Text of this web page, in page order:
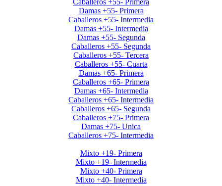
Caballeros +55- Primera
Damas +55- Primera
Caballeros +55- Intermedia
Damas +55- Intermedia
Damas +55- Segunda
Caballeros +55- Segunda
Caballeros +55- Tercera
Caballeros +55- Cuarta
Damas +65- Primera
Caballeros +65- Primera
Damas +65- Intermedia
Caballeros +65- Intermedia
Caballeros +65- Segunda
Caballeros +75- Primera
Damas +75- Unica
Caballeros +75- Intermedia
Mixto +19- Primera
Mixto +19- Intermedia
Mixto +40- Primera
Mixto +40- Intermedia